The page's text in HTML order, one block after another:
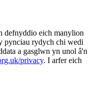
defnyddio eich manylion
pynciau rydych chi wedi
a gasglwn yn unol â'n
privacy. I arfer eich